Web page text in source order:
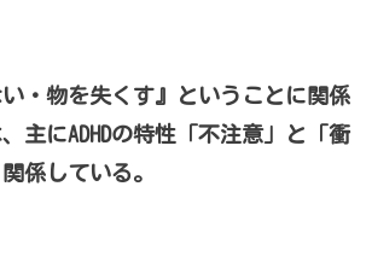
い・物を失くす』ということに関係
主にADHDの特性「不注意」と「衝
係している。